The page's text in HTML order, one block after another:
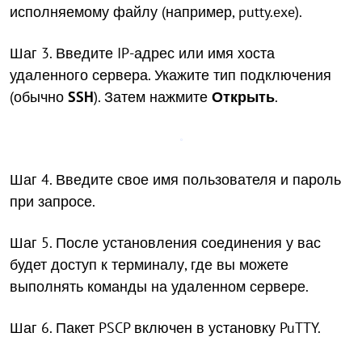
исполняемому файлу (например, putty.exe).
Шаг 3. Введите IP-адрес или имя хоста
удаленного сервера. Укажите тип подключения
(обычно SSH). Затем нажмите Открыть.
Шаг 4. Введите свое имя пользователя и пароль
при запросе.
Шаг 5. После установления соединения у вас
будет доступ к терминалу, где вы можете
выполнять команды на удаленном сервере.
Шаг 6. Пакет PSCP включен в установку PuTTY.